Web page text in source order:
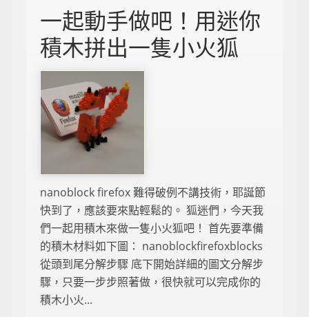
一起動手做吧！用迷你
積木拼出一隻小火狐
nanoblock firefox 難得破例不講技術，耶誕節
快到了，應該要來點輕鬆的。 狐迷們，今天我
們一起用積木來做一隻小火狐吧！ 首先要準備
的積木材料如下圖： nanoblockfirefoxblocks
從頭到尾分解步驟 底下開始詳細的圖文分解步
驟，只要一步步照著做，很快就可以完成你的
積木小火...